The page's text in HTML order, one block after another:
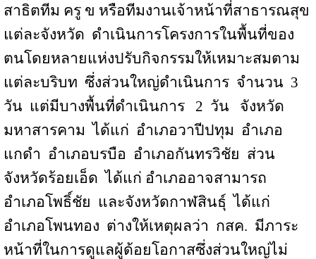
สาธิตทีม ครู ข หรือทีมงานเจ้าหน้าที่สาธารณสุข
แต่ละจังหวัด ดำเนินการโครงการในพื้นที่ของ
ตนโดยหลายแห่งปรับกิจกรรมให้เหมาะสมตาม
แต่ละบริบท ซึ่งส่วนใหญ่ดำเนินการ จำนวน 3
วัน แต่มีบางพื้นที่ดำเนินการ 2 วัน
จังหวัด
มหาสารคาม ได้แก่ อำเภอวาปีปทุม อำเภอ
แกดำ อำเภอบรบือ อำเภอกันทรวิชัย ส่วน
จังหวัดร้อยเอ็ด ได้แก่ อำเภออาจสามารถ
อำเภอโพธิ์ชัย และจังหวัดกาฬสินธุ์ ได้แก่
อำเภอโพนทอง ต่างให้เหตุผลว่า กสค. มีภาระ
หน้าที่ในการดูแลผู้ด้อยโอกาสซึ่งส่วนใหญ่ไม่